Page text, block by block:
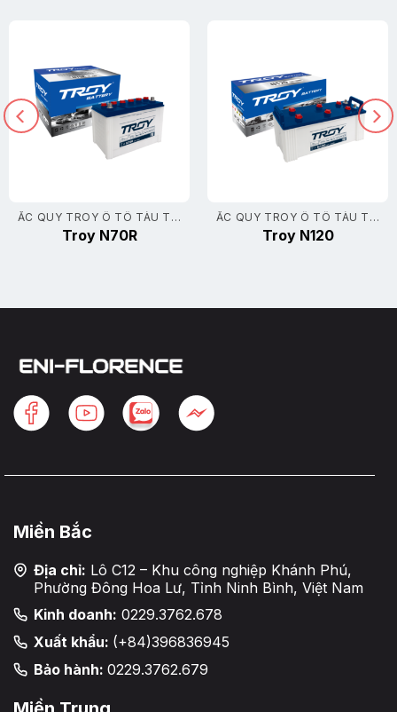
ẮC QUY TROY Ô TÔ TÀU THUYỀN
Troy N70R
ẮC QUY TROY Ô TÔ TÀU THUYỀN
Troy N120
Miền Bắc
Địa chỉ: Lô C12 – Khu công nghiệp Khánh Phú,
Phường Đông Hoa Lư, Tỉnh Ninh Bình, Việt Nam
Kinh doanh: 0229.3762.678
Xuất khẩu: (+84)396836945
Bảo hành: 0229.3762.679